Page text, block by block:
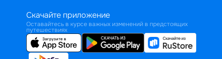
Скачайте приложение
Оставайтесь в курсе важных изменений в предстоящих
путешествиях